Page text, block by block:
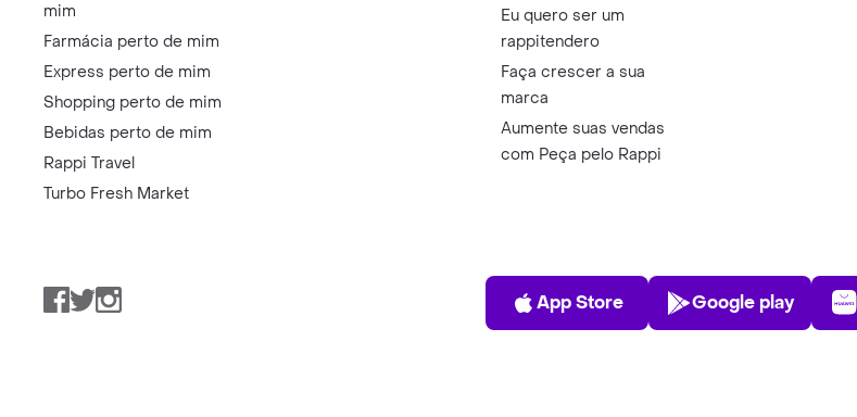
mim
Farmácia perto de mim
Express perto de mim
Shopping perto de mim
Bebidas perto de mim
Rappi Travel
Turbo Fresh Market
Eu quero ser um
rappitendero
Faça crescer a sua
marca
Aumente suas vendas
com Peça pelo Rappi
Facebook
TwitterInstagram App Store
App Store
Play Store
Google play